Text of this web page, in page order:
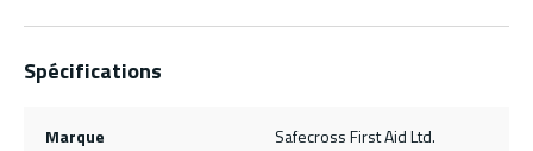
Spécifications
Marque Safecross First Aid Ltd.